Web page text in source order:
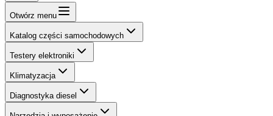
Otwórz menu
Katalog części samochodowych
Testery elektroniki
Klimatyzacja
Diagnostyka diesel